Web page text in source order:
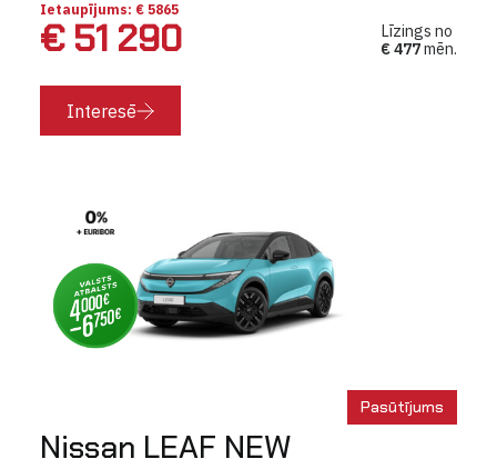
Ietaupījums: € 5865
€ 51 290
Līzings no
€ 477mēn.
Interesē
Pasūtījums
Nissan LEAF NEW